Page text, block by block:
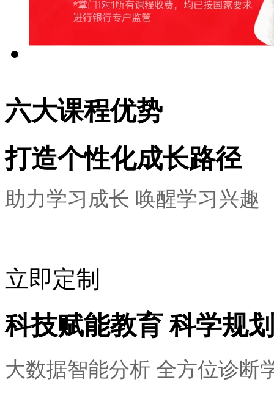
六大课程优势
打造个性化成长路径
助力学习成长 唤醒学习兴趣
立即定制
科技赋能教育 科学规
大数据智能分析 全方位诊断